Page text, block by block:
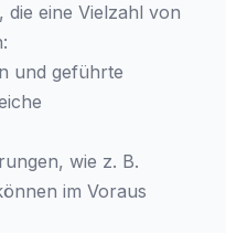
eine Vielzahl von
und geführte
wie z. B.
im Voraus